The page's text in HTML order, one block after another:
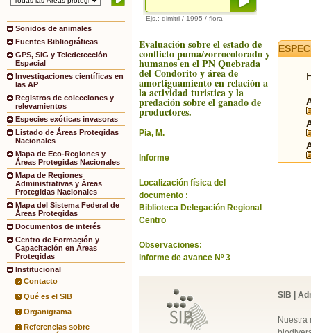
Sonidos de animales
Fuentes Bibliográficas
GPS, SIG y Teledetección
Espacial
Investigaciones científicas en
las AP
Registros de colecciones y
relevamientos
Especies exóticas invasoras
Listado de Áreas Protegidas
Nacionales
Mapa de Eco-Regiones y
Áreas Protegidas Nacionales
Mapa de Regiones
Administrativas y Áreas
Protegidas Nacionales
Mapa del Sistema Federal de
Áreas Protegidas
Documentos de interés
Centro de Formación y
Capacitación en Áreas
Protegidas
Institucional
Contacto
Qué es el SIB
Organigrama
Referencias sobre
Ejs.: dimitri / 1995 / flora
Evaluación sobre el estado de
conflicto puma/zorrocolorado y
humanos en el PN Quebrada
del Condorito y área de
amortiguamiento en relación a
la actividad turistica y la
predación sobre el ganado de
productores.
Pia, M.
Informe
Localización física del
documento :
Biblioteca Delegación Regional
Centro
Observaciones:
informe de avance Nº 3
SIB |
Nuestra